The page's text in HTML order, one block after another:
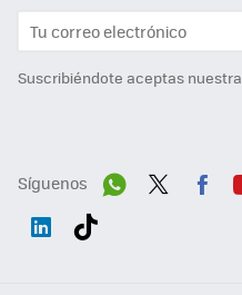
Suscribiéndote aceptas nuestra
Síguenos